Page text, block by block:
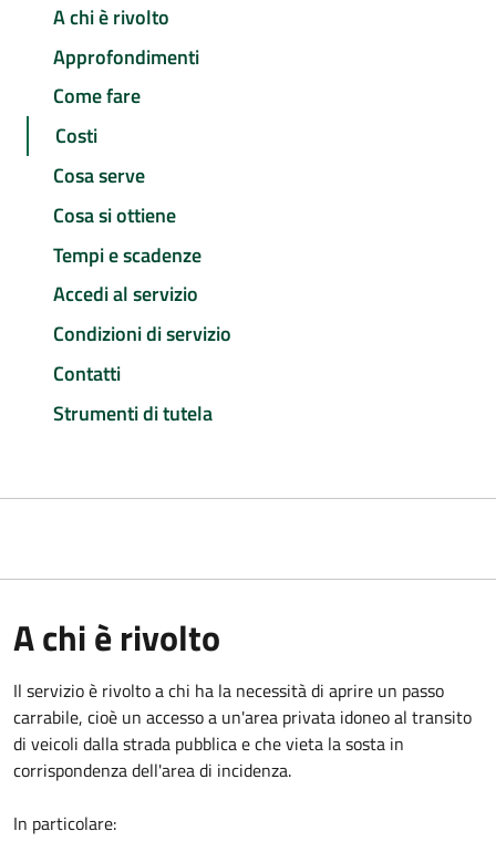
A chi è rivolto
Approfondimenti
Come fare
Costi
Cosa serve
Cosa si ottiene
Tempi e scadenze
Accedi al servizio
Condizioni di servizio
Contatti
Strumenti di tutela
A chi è rivolto
Il servizio è rivolto a chi ha la necessità di aprire un passo
carrabile, cioè un accesso a un'area privata idoneo al transito
di veicoli dalla strada pubblica e che vieta la sosta in
corrispondenza dell'area di incidenza.
In particolare: